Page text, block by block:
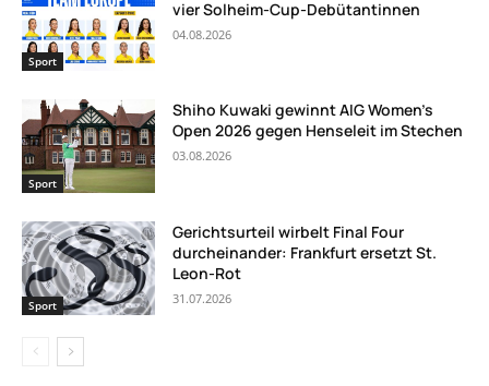
Sport
vier Solheim-Cup-Debütantinnen
04.08.2026
Sport
Shiho Kuwaki gewinnt AIG Women’s
Open 2026 gegen Henseleit im Stechen
03.08.2026
Sport
Gerichtsurteil wirbelt Final Four
durcheinander: Frankfurt ersetzt St.
Leon-Rot
31.07.2026